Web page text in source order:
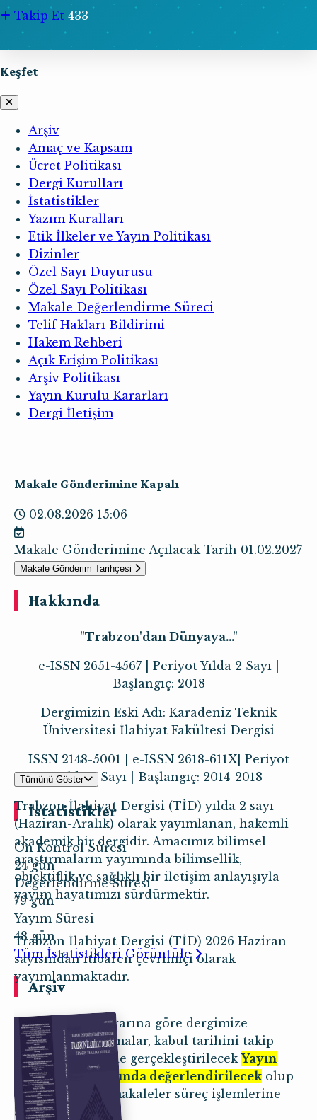
Takip Et 433
Keşfet
Arşiv
Amaç ve Kapsam
Ücret Politikası
Dergi Kurulları
İstatistikler
Yazım Kuralları
Etik İlkeler ve Yayın Politikası
Dizinler
Özel Sayı Duyurusu
Özel Sayı Politikası
Makale Değerlendirme Süreci
Telif Hakları Bildirimi
Hakem Rehberi
Açık Erişim Politikası
Arşiv Politikası
Yayın Kurulu Kararları
Dergi İletişim
Makale Gönderimine Kapalı
02.08.2026 15:06
Makale Gönderimine Açılacak Tarih 01.02.2027
Makale Gönderim Tarihçesi
Hakkında
"Trabzon'dan Dünyaya..."
e-ISSN 2651-4567 | Periyot Yılda 2 Sayı |
Başlangıç: 2018
Dergimizin Eski Adı: Karadeniz Teknik
Üniversitesi İlahiyat Fakültesi Dergisi
ISSN 2148-5001 | e-ISSN 2618-611X| Periyot
Yılda 2 Sayı | Başlangıç: 2014-2018
Trabzon İlahiyat Dergisi (TİD) yılda 2 sayı
(Haziran-Aralık) olarak yayımlanan, hakemli
akademik bir dergidir. Amacımız bilimsel
araştırmaların yayımında bilimsellik,
objektiflik ve sağlıklı bir iletişim anlayışıyla
yayım hayatımızı sürdürmektir.
Trabzon İlahiyat Dergisi (TİD) 2026 Haziran
sayısından itibaren çevrimiçi olarak
yayımlanmaktadır.
Yayın Kurulu kararına göre dergimize
gönderilen çalışmalar, kabul tarihini takip
eden ay içerisinde gerçekleştirilecekYayın
Kurulu toplantısında değerlendirilecek olup
uygun görülen makaleler süreç işlemlerine
alınacaktır.
Tümünü Göster
İstatistikler
Ön Kontrol Süresi
24 gün
Değerlendirme Süresi
79 gün
Yayım Süresi
48 gün
Tüm İstatistikleri Görüntüle
Arşiv